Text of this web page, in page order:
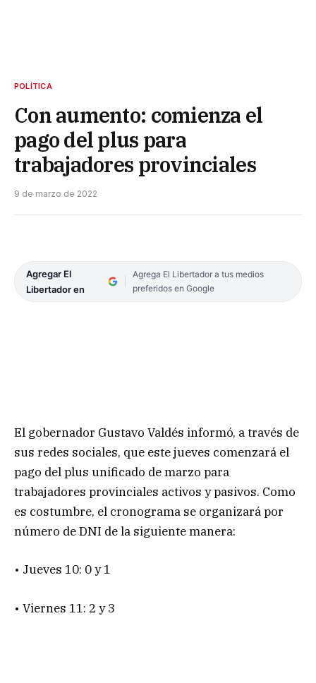
POLÍTICA
Con aumento: comienza el
pago del plus para
trabajadores provinciales
9 de marzo de 2022
Agregar El
Libertador en
Agrega El Libertador a tus medios
preferidos en Google
El gobernador Gustavo Valdés informó, a través de
sus redes sociales, que este jueves comenzará el
pago del plus unificado de marzo para
trabajadores provinciales activos y pasivos. Como
es costumbre, el cronograma se organizará por
número de DNI de la siguiente manera:
• Jueves 10: 0 y 1
• Viernes 11: 2 y 3